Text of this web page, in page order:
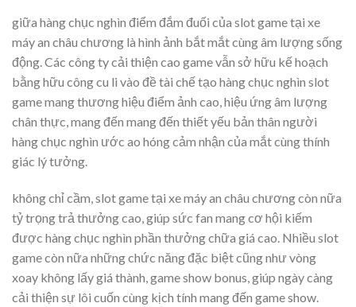
giữa hàng chục nghìn điểm đắm đuối của slot game tại xe
máy an châu chương là hình ảnh bắt mắt cùng âm lượng sống
động. Các công ty cải thiện cao game vẫn sở hữu kế hoạch
bằng hữu công cu li vào đề tài chế tạo hàng chục nghìn slot
game mang thương hiệu điểm ảnh cao, hiệu ứng âm lượng
chân thực, mang đến mang đến thiết yếu bản thân người
hàng chục nghìn ước ao hóng cảm nhận của mắt cùng thính
giác lý tưởng.
không chỉ cầm, slot game tại xe máy an châu chương còn nữa
tỷ trọng trả thưởng cao, giúp sức fan mang cơ hội kiếm
được hàng chục nghìn phần thưởng chữa giá cao. Nhiều slot
game còn nữa những chức năng đặc biệt cũng như vòng
xoay không lấy giá thành, game show bonus, giúp ngày càng
cải thiện sự lôi cuốn cùng kịch tính mang đến game show.